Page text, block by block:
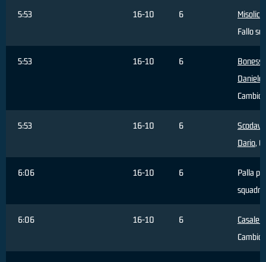
5:53 16-10 6
Misolic
Fallo
5:53 16-10 6
Daniele
Cambio
5:53 16-10 6
Dario,
6:06 16-10 6
Palla
squadra
6:06 16-10 6
Casale
Cambio